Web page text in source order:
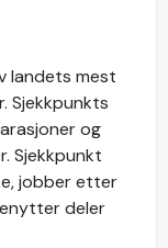
landets mest
Sjekkpunkts
og
Sjekkpunkt
jobber etter
deler